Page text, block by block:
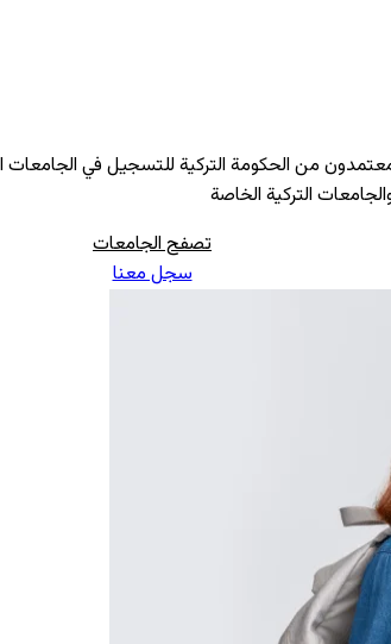
من الحكومة التركية للتسجيل في
التركية الخاصة
تصفح الجامعات
سجل معنا